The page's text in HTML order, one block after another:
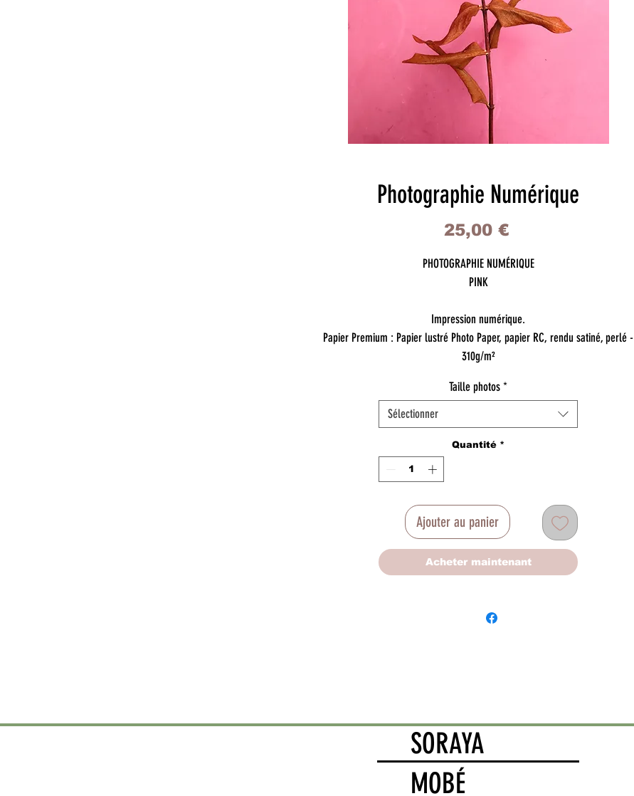
Photographie Numérique
25,00 €Prix
PHOTOGRAPHIE NUMÉRIQUE
PINK
Impression numérique.
Papier Premium : Papier lustré Photo Paper, papier RC, rendu satiné, perlé -
310g/m²
Taille photos *
Sélectionner
Quantité *
Ajouter au panier
Acheter maintenant
SORAYA
MOBÉ